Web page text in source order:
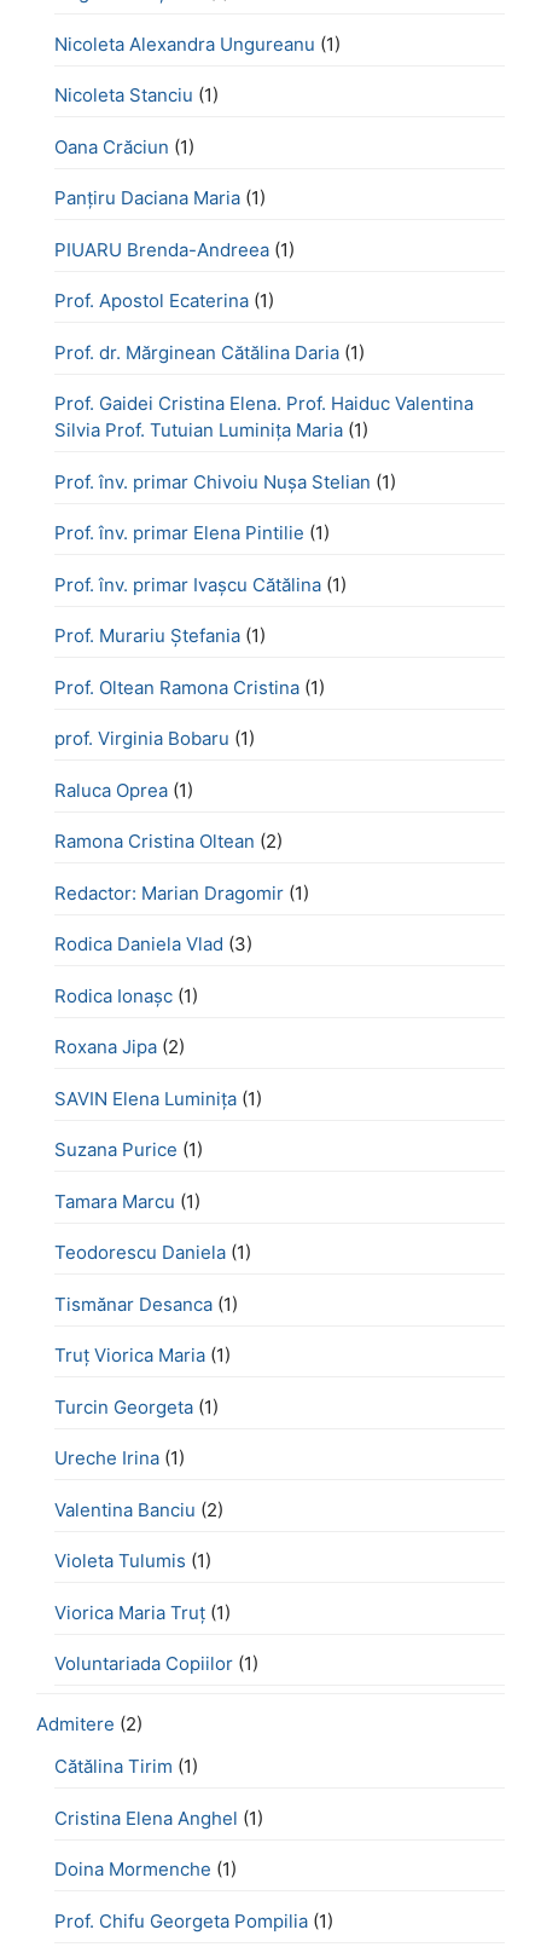
Nicoleta Alexandra Ungureanu (1)
Nicoleta Stanciu (1)
Oana Crăciun (1)
Panțiru Daciana Maria (1)
PIUARU Brenda-Andreea (1)
Prof. Apostol Ecaterina (1)
Prof. dr. Mărginean Cătălina Daria (1)
Prof. Gaidei Cristina Elena. Prof. Haiduc Valentina
Silvia Prof. Tutuian Luminița Maria (1)
Prof. înv. primar Chivoiu Nușa Stelian (1)
Prof. înv. primar Elena Pintilie (1)
Prof. înv. primar Ivașcu Cătălina (1)
Prof. Murariu Ștefania (1)
Prof. Oltean Ramona Cristina (1)
prof. Virginia Bobaru (1)
Raluca Oprea (1)
Ramona Cristina Oltean (2)
Redactor: Marian Dragomir (1)
Rodica Daniela Vlad (3)
Rodica Ionașc (1)
Roxana Jipa (2)
SAVIN Elena Luminița (1)
Suzana Purice (1)
Tamara Marcu (1)
Teodorescu Daniela (1)
Tismănar Desanca (1)
Truț Viorica Maria (1)
Turcin Georgeta (1)
Ureche Irina (1)
Valentina Banciu (2)
Violeta Tulumis (1)
Viorica Maria Truț (1)
Voluntariada Copiilor (1)
Admitere (2)
Cătălina Tirim (1)
Cristina Elena Anghel (1)
Doina Mormenche (1)
Prof. Chifu Georgeta Pompilia (1)